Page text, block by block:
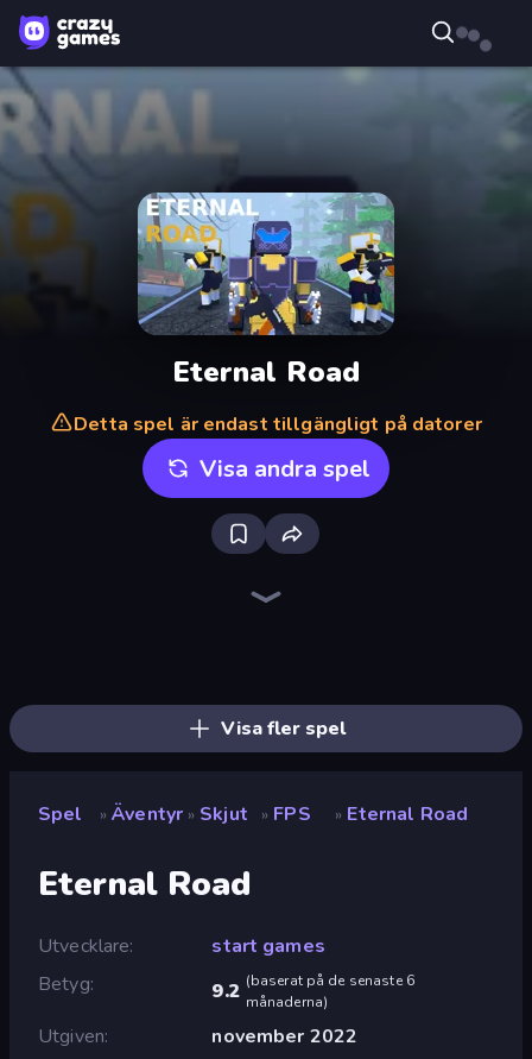
Eternal Road
Detta spel är endast tillgängligt på datorer
Visa andra spel
Visa fler spel
Spel » Äventyr » Skjut » FPS » Eternal Road
Eternal Road
Utvecklare
start games
Betyg
9.2 (baserat på de senaste 6
månaderna)
Utgiven
november 2022